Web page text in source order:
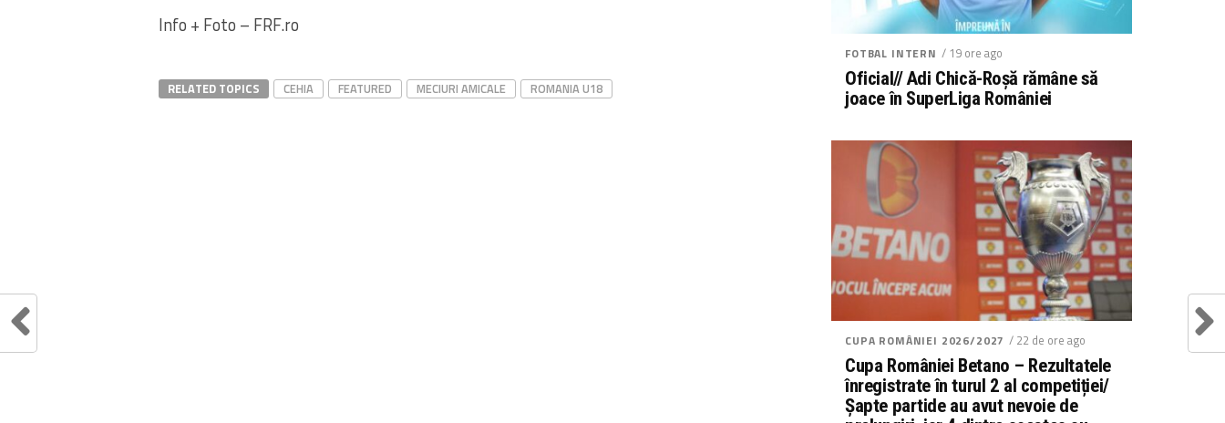
Info + Foto – FRF.ro
RELATED TOPICS CEHIA FEATURED MECIURI AMICALE ROMANIA U18
FOTBAL INTERN / 19 ore ago
Oficial// Adi Chică-Roșă rămâne să
joace în SuperLiga României
CUPA ROMÂNIEI 2026/2027 / 22 de ore ago
Cupa României Betano – Rezultatele
înregistrate în turul 2 al competiției/
Șapte partide au avut nevoie de